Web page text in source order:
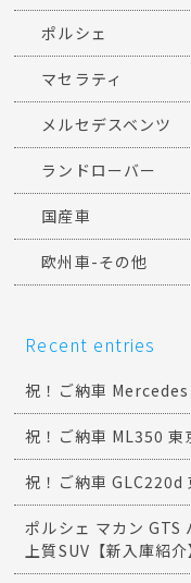
ポルシェ
マセラティ
メルセデスベンツ
ランドローバー
国産車
欧州車-その他
Recent entries
祝！ご納車
祝！ご納車 ML350 東
祝！ご納車 GLC220d
ポルシェ マカン GTS
上質SUV【新入庫紹介